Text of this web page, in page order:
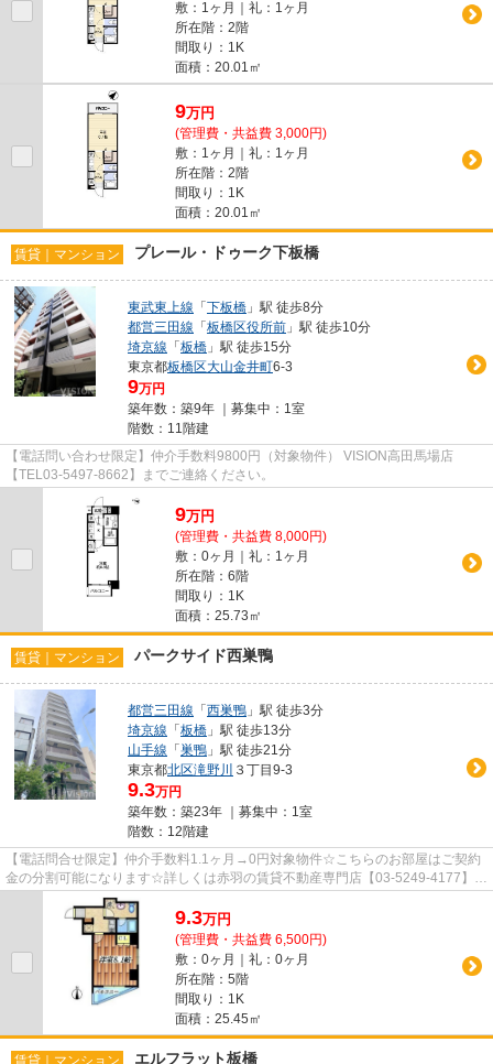
敷：1ヶ月｜礼：1ヶ月
所在階：2階
間取り：1K
面積：20.01㎡
9万円
(管理費・共益費 3,000円)
敷：1ヶ月｜礼：1ヶ月
所在階：2階
間取り：1K
面積：20.01㎡
賃貸｜マンション プレール・ドゥーク下板橋
東武東上線 「下板橋 」駅 徒歩8分
都営三田線 「板橋区役所前 」駅 徒歩10分
埼京線 「板橋 」駅 徒歩15分
東京都板橋区大山金井町6-3
9万円
築年数：築9年 ｜募集中： 1室
階数：11階建
【電話問い合わせ限定】仲介手数料9800円（対象物件） VISION高田馬場店
【TEL03-5497-8662】までご連絡ください。
9万円
(管理費・共益費 8,000円)
敷：0ヶ月｜礼：1ヶ月
所在階：6階
間取り：1K
面積：25.73㎡
賃貸｜マンション パークサイド西巣鴨
都営三田線 「西巣鴨 」駅 徒歩3分
埼京線 「板橋 」駅 徒歩13分
山手線 「巣鴨 」駅 徒歩21分
東京都北区滝野川 ３丁目9-3
9.3万円
築年数：築23年 ｜募集中： 1室
階数：12階建
【電話問合せ限定】仲介手数料1.1ヶ月→0円対象物件☆こちらのお部屋はご契約
金の分割可能になります☆詳しくは赤羽の賃貸不動産専門店【03-5249-4177】
VISION赤羽店までご連絡下さい！！
9.3万円
(管理費・共益費 6,500円)
敷：0ヶ月｜礼：0ヶ月
所在階：5階
間取り：1K
面積：25.45㎡
賃貸｜マンション エルフラット板橋